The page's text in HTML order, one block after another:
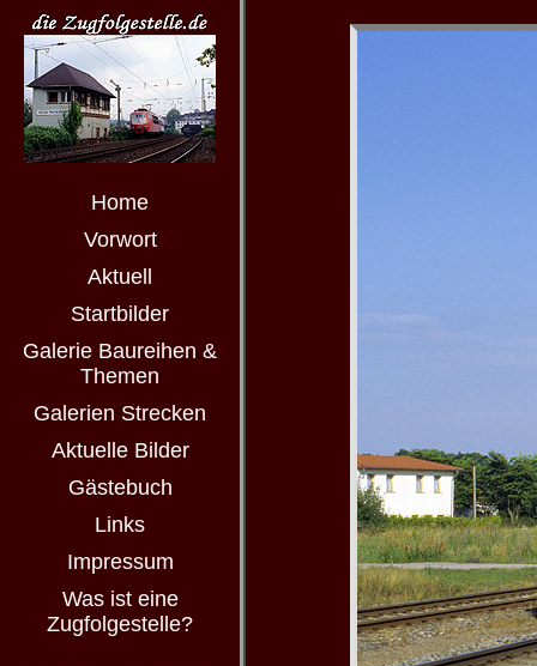
Home
Vorwort
Aktuell
Startbilder
Galerie Baureihen &
Themen
Galerien Strecken
Aktuelle Bilder
Gästebuch
Links
Impressum
Was ist eine
Zugfolgestelle?